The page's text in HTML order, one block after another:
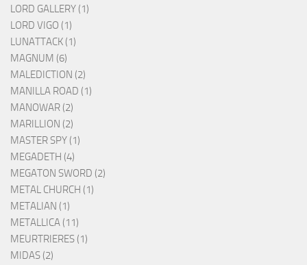
LORD GALLERY (1)
LORD VIGO (1)
LUNATTACK (1)
MAGNUM (6)
MALEDICTION (2)
MANILLA ROAD (1)
MANOWAR (2)
MARILLION (2)
MASTER SPY (1)
MEGADETH (4)
MEGATON SWORD (2)
METAL CHURCH (1)
METALIAN (1)
METALLICA (11)
MEURTRIERES (1)
MIDAS (2)